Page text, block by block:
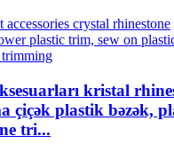
kristal
çiçək plastik bəzək,
tri...